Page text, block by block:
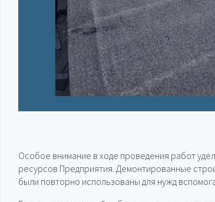
Особое внимание в ходе проведения работ
ресурсов Предприятия. Демонтированные
были повторно использованы для нужд